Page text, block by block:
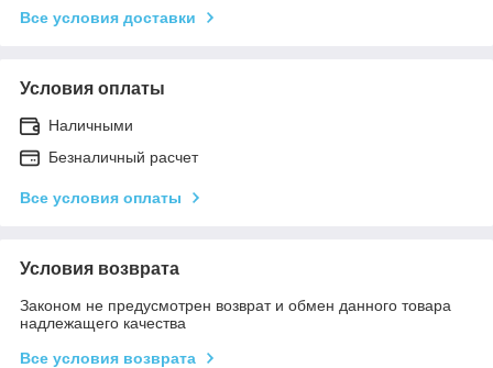
Все условия доставки
Условия оплаты
Наличными
Безналичный расчет
Все условия оплаты
Условия возврата
Законом не предусмотрен возврат и обмен данного товара
надлежащего качества
Все условия возврата